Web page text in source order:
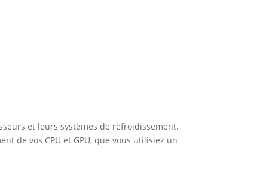
et leurs systèmes de refroidissement.
de vos CPU et GPU, que vous utilisiez un